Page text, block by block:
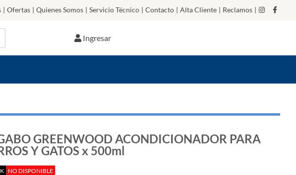
| Ofertas | Quienes Somos | Servicio Técnico | Contacto | Alta Cliente | Reclamos |
Ingresar
GREENWOOD ACONDICIONADOR PARA
Y GATOS x 500ml
NO DISPONIBLE